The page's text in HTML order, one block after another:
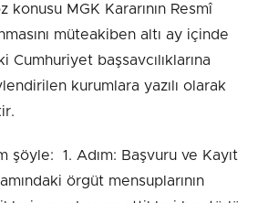
konusu MGK Kararının Resmî
müteakiben altı ay içinde
Cumhuriyet başsavcılıklarına
kurumlara yazılı olarak
şöyle: 1. Adım: Başvuru ve Kayıt
örgüt mensuplarının